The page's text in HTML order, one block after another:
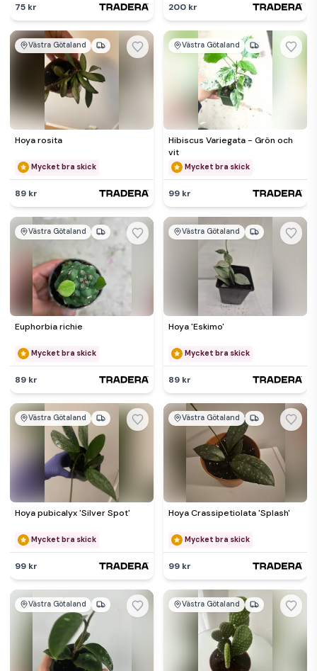
75 kr 200 kr
Västra Götaland
Hoya rosita
Mycket bra skick
89 kr
Västra Götaland
Hibiscus Variegata - Grön och
vit
Mycket bra skick
99 kr
Västra Götaland
Euphorbia richie
Mycket bra skick
89 kr
Västra Götaland
Hoya 'Eskimo'
Mycket bra skick
89 kr
Västra Götaland
Hoya pubicalyx 'Silver Spot'
Mycket bra skick
99 kr
Västra Götaland
Hoya Crassipetiolata 'Splash'
Mycket bra skick
99 kr
Västra Götaland Västra Götaland